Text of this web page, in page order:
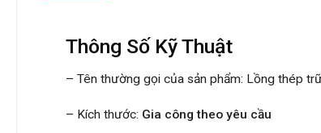
Thông Số Kỹ Thuật
– Tên thường gọi của sản phẩm: Lồng thép
– Kích thước: Gia công theo yêu cầu